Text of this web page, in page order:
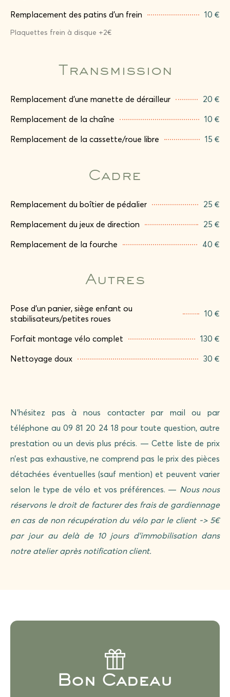
Remplacement des patins d’un frein 10 €
Plaquettes frein à disque +2€
Transmission
Remplacement d’une manette de dérailleur 20 €
Remplacement de la chaîne 10 €
Remplacement de la cassette/roue libre 15 €
Cadre
Remplacement du boîtier de pédalier 25 €
Remplacement du jeux de direction 25 €
Remplacement de la fourche 40 €
Autres
Pose d’un panier, siège enfant ou
stabilisateurs/petites roues
10 €
Forfait montage vélo complet 130 €
Nettoyage doux 30 €
N’hésitez pas à nous contacter par mail ou par
téléphone au 09 81 20 24 18 pour toute question, autre
prestation ou un devis plus précis. — Cette liste de prix
n’est pas exhaustive, ne comprend pas le prix des pièces
détachées éventuelles (sauf mention) et peuvent varier
selon le type de vélo et vos préférences. — Nous nous
réservons le droit de facturer des frais de gardiennage
en cas de non récupération du vélo par le client -> 5€
par jour au delà de 10 jours d’immobilisation dans
notre atelier après notification client.
Bon Cadeau
Vous souhaitez offrir une révision, un accessoire, un
vélo… à un proche? Nous proposons des bons
cadeaux du montant de votre voix !